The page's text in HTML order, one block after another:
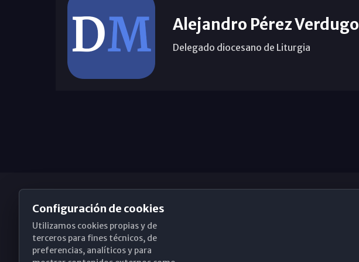
Alejandro Pérez Verdugo
Delegado diocesano de Liturgia
Obispado de Málaga
Configuración de cookies
Utilizamos cookies propias y de
terceros para fines técnicos, de
preferencias, analíticos y para